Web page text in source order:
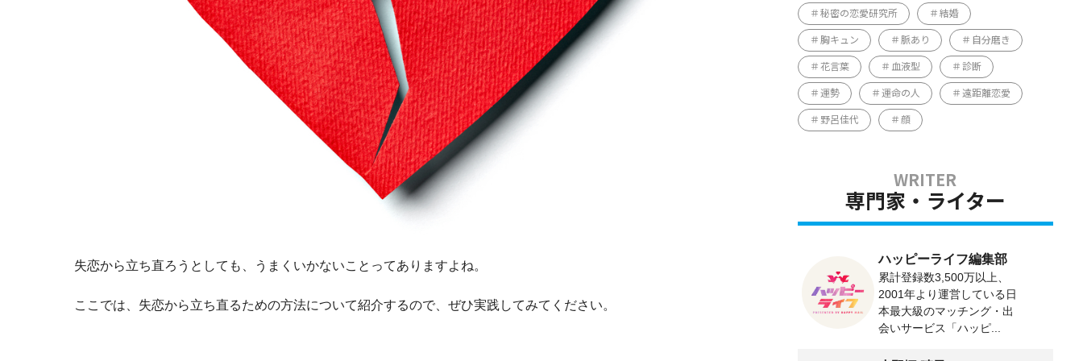
失恋から立ち直ろうとしても、うまくいかないことってありますよね。
ここでは、失恋から立ち直るための方法について紹介するので、ぜひ実践してみてください。
秘密の恋愛研究所 結婚
胸キュン 脈あり 自分磨き
花言葉 血液型 診断
運勢 運命の人 遠距離恋愛
野呂佳代 顔
専門家・ライター
ハッピーライフ編集部
累計登録数3,500万以上、
2001年より運営している日
本最大級のマッチング・出
会いサービス「ハッピ...